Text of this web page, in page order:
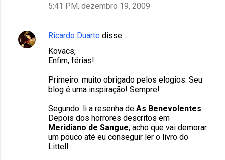
5:41 PM, dezembro 19, 2009
Ricardo Duarte disse…
Kovacs,
Enfim, férias!
Primeiro: muito obrigado pelos elogios. Seu
blog é uma inspiração! Sempre!
Segundo: li a resenha de As Benevolentes.
Depois dos horrores descritos em
Meridiano de Sangue, acho que vai demorar
um pouco até eu conseguir ler o livro do
Littell.